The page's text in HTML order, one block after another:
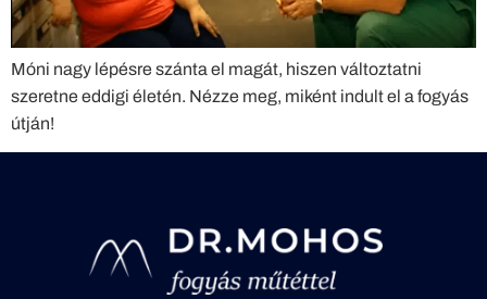
Móni nagy lépésre szánta el magát, hiszen változtatni
szeretne eddigi életén. Nézze meg, miként indult el a fogyás
útján!